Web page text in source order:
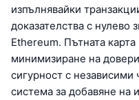
изпълнявайки
доказателства с
Ethereum. Пътната
минимизиране на
сигурност с
система за добавяне на